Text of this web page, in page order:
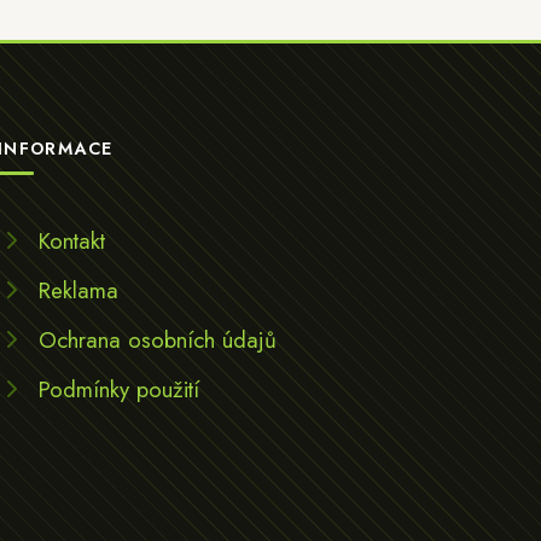
Kontakt
Reklama
Ochrana osobních údajů
Podmínky použití